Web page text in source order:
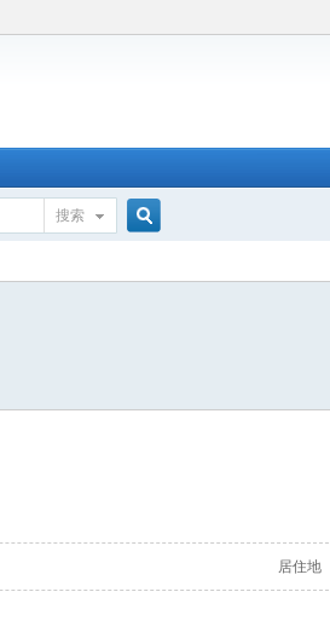
搜索
居住地